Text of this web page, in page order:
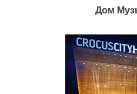
Дом